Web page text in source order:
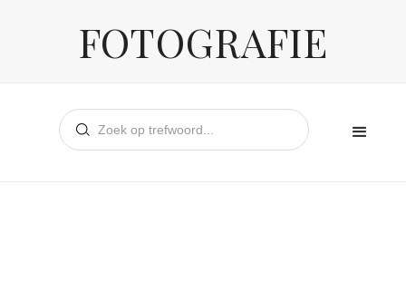
FOTOGRAFIE